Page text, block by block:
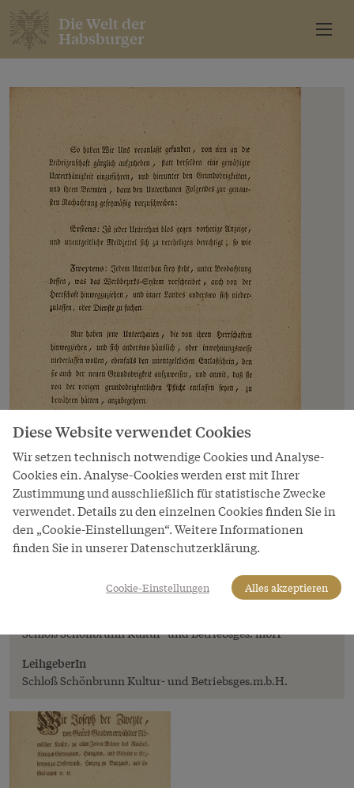
Die Welt der
Habsburger
Schloß Schönbrunn Kultur- und Betriebsges. mbH
LeihgeberIn
Schloß Schönbrunn Kultur- und Betriebsges.m.b.H.
Diese Website verwendet Cookies
Wir setzen technisch notwendige Cookies und Analyse-
Cookies ein. Analyse-Cookies werden erst mit Ihrer
Zustimmung und ausschließlich für statistische Zwecke
verwendet. Details zu den einzelnen Cookies finden Sie in
den „Cookie-Einstellungen“. Weitere Informationen
finden Sie in unserer Datenschutzerklärung.
Cookie-Einstellungen Alles akzeptieren